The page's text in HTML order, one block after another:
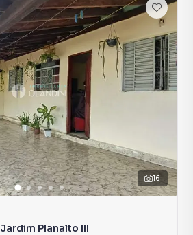
16
Planalto III